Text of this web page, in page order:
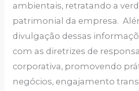
ambientais, retratando a
patrimonial da empresa.
divulgação dessas
com as diretrizes de
corporativa, promovendo
negócios, engajamento